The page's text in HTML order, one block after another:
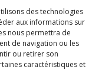
des technologies
aux informations sur
nous permettra de
de navigation ou les
ou retirer son
caractéristiques et
di Verde